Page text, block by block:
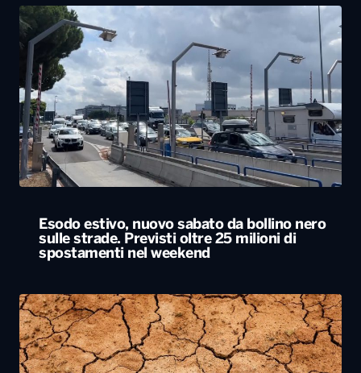
Esodo estivo, nuovo sabato da bollino nero
sulle strade. Previsti oltre 25 milioni di
spostamenti nel weekend